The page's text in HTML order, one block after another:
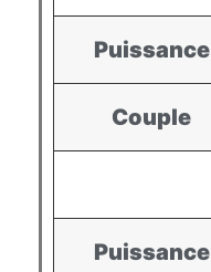
Puissance
Couple
Puissance